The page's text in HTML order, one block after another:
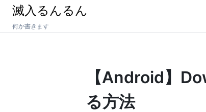
滅入るんるん
何か書きます
【Android】
る方法